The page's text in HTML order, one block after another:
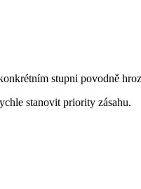
stupni povodně
stanovit priority zásahu.